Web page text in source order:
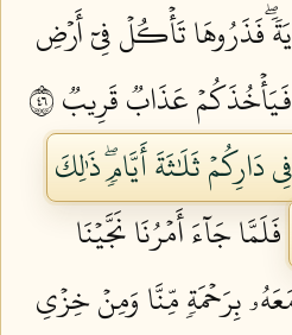
فَذَرُوهَا تَأۡكُلۡ فِيٓ أَرۡضِ
عَذَابٞ قَرِيبٞ ٦٤
دَارِكُمۡ ثَلَٰثَةَ أَيَّامٖۖ ذَٰلِكَ
فَلَمَّا جَآءَ أَمۡرُنَا نَجَّيۡنَا
بِرَحۡمَةٖ مِّنَّا وَمِنۡ خِزۡيِ